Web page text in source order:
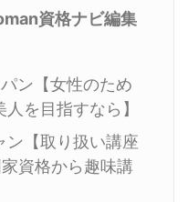
資格ナビ編集
ン【女性のため
を目指すなら】
ン【取り扱い講座
資格から趣味講